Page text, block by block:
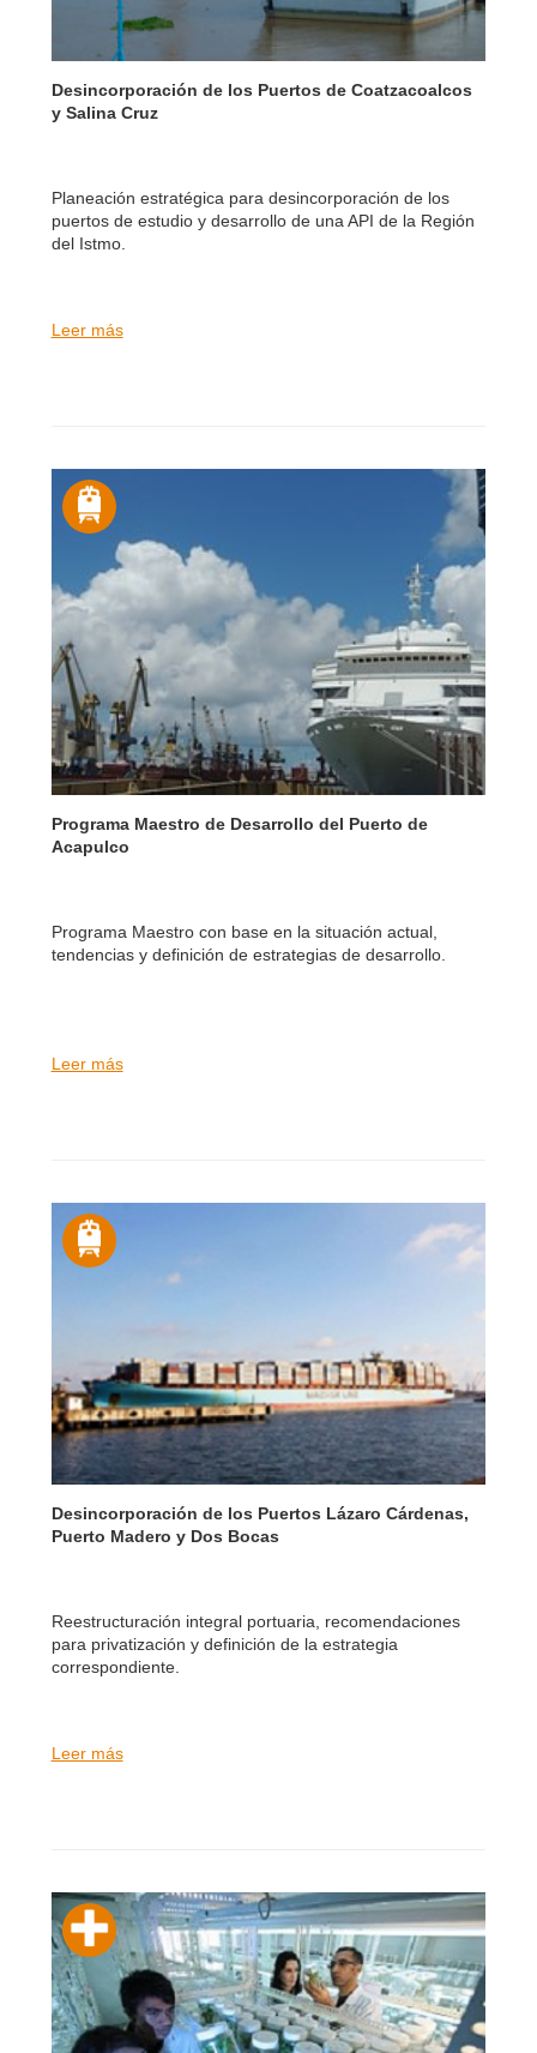
Desincorporación de los Puertos de Coatzacoalcos
y Salina Cruz
Planeación estratégica para desincorporación de los
puertos de estudio y desarrollo de una API de la Región
del Istmo.
Leer más
Programa Maestro de Desarrollo del Puerto de
Acapulco
Programa Maestro con base en la situación actual,
tendencias y definición de estrategias de desarrollo.
Leer más
Desincorporación de los Puertos Lázaro Cárdenas,
Puerto Madero y Dos Bocas
Reestructuración integral portuaria, recomendaciones
para privatización y definición de la estrategia
correspondiente.
Leer más